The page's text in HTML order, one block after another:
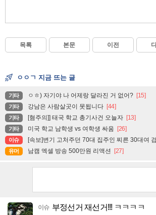
목록 본문 이전
ㅇㅇㄱ 지금 뜨는 글
기타 ㅇㅎ) 자기야 나 어제랑 달라진 거 없어? [15]
기타 강남은 사람살곳이 못됩니다 [44]
기타 [혐주의]] 태국 학교 총기사건 오늘자 [13]
기타 미국 학교 남학생 vs 여학생 싸움 [26]
이슈 [속보]변기 고처주던 70대 집주인 찌른 30대여
유머 남캠 엑셀 방송 500만원 리액션 [27]
이슈 부정선거 재선거!!! ㅋㅋㅋㅋ